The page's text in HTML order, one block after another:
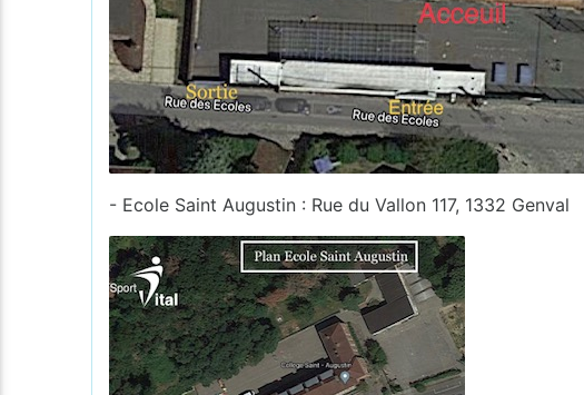
- Ecole Saint Augustin : Rue du Vallon 117, 1332 Genval